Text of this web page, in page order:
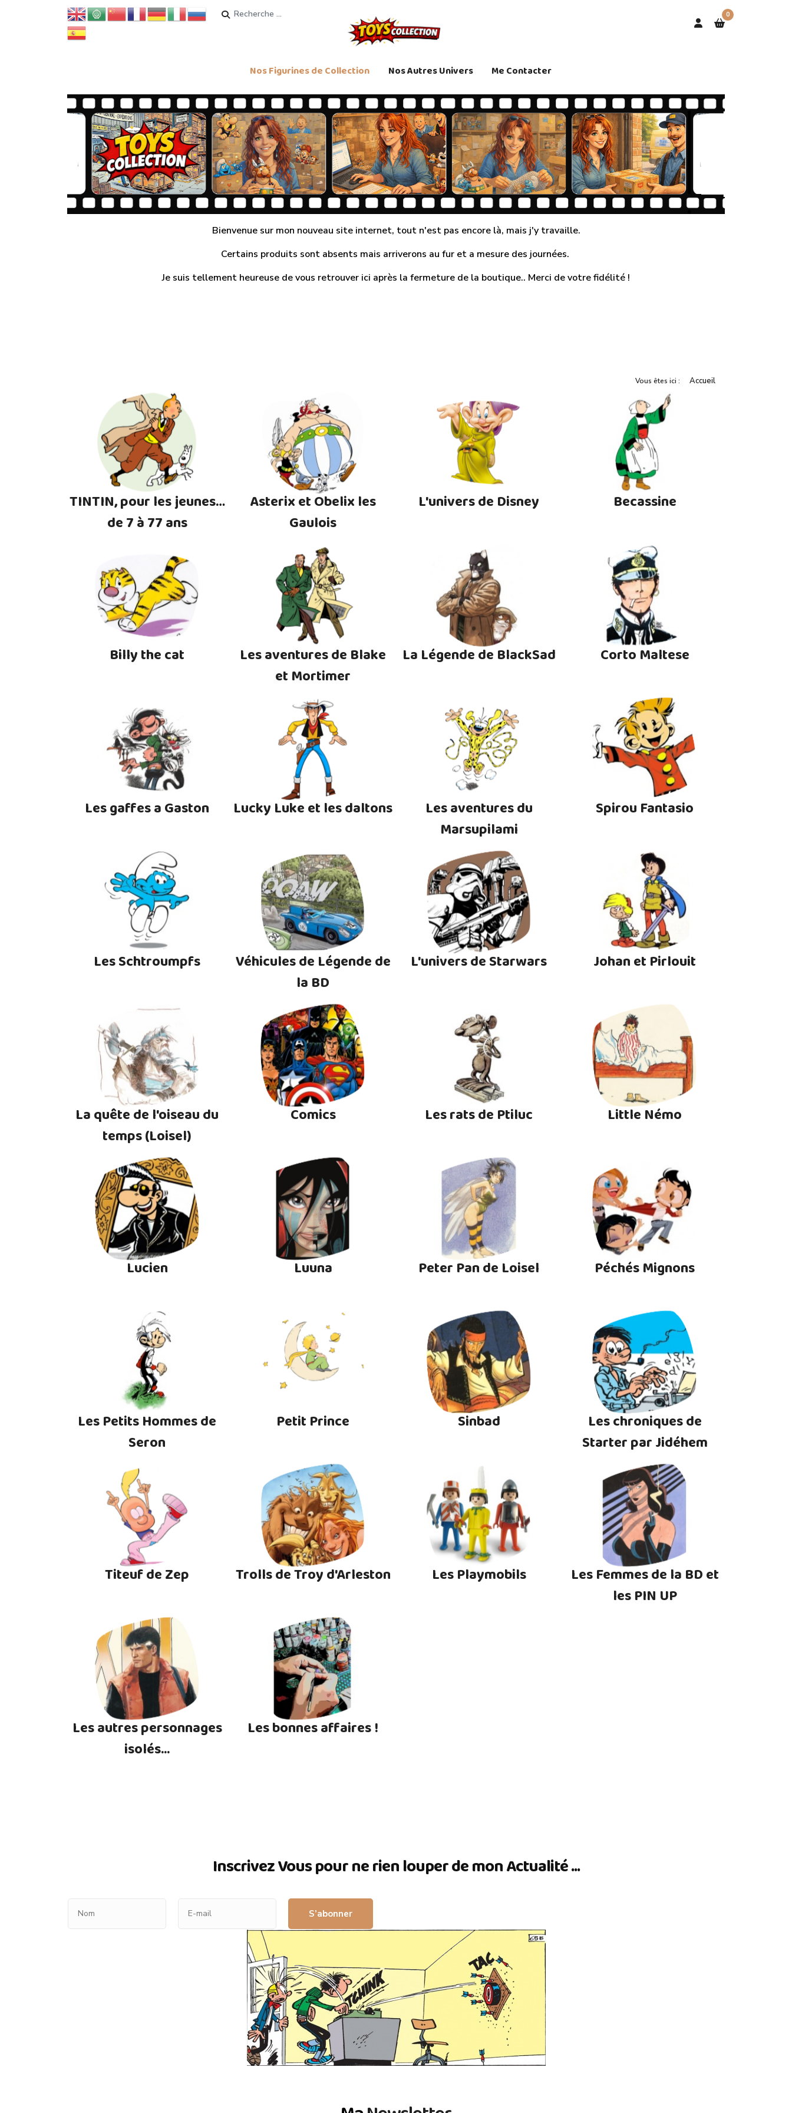
Rechercher 0
Nos Figurines de Collection Nos Autres Univers Me Contacter
Bienvenue sur mon nouveau site internet, tout n'est pas encore là, mais j'y travaille.
Certains produits sont absents mais arriverons au fur et a mesure des journées.
Je suis tellement heureuse de vous retrouver ici après la fermeture de la boutique.. Merci de votre fidélité !
Vous êtes ici : Accueil
TINTIN, pour les jeunes…
de 7 à 77 ans
Asterix et Obelix les
Gaulois
L'univers de Disney Becassine
Billy the cat
Les aventures de Blake
et Mortimer
La Légende de BlackSad Corto Maltese
Les gaffes a Gaston Lucky Luke et les daltons
Les aventures du
Marsupilami
Spirou Fantasio
Les Schtroumpfs
Véhicules de Légende de
la BD
L'univers de Starwars Johan et Pirlouit
La quête de l'oiseau du
temps (Loisel)
Comics Les rats de Ptiluc Little Némo
Lucien Luuna Peter Pan de Loisel Péchés Mignons
Les Petits Hommes de
Seron
Petit Prince Sinbad
Les chroniques de
Starter par Jidéhem
Titeuf de Zep Trolls de Troy d'Arleston Les Playmobils
Les Femmes de la BD et
les PIN UP
Les autres personnages
isolés...
Les bonnes affaires !
Inscrivez Vous pour ne rien louper de mon Actualité ...
S’abonner